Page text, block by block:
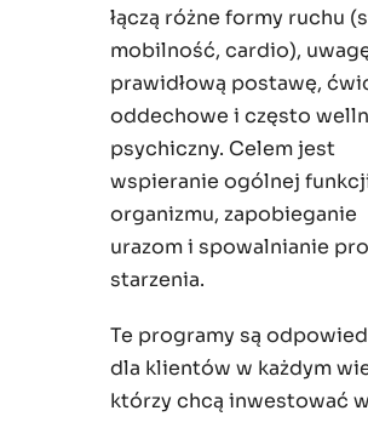
łączą różne formy ruchu
mobilność, cardio),
prawidłową postawę,
oddechowe i często
psychiczny. Celem jest
wspieranie ogólnej
organizmu, zapobieganie
urazom i spowalnianie
starzenia.
Te programy są
dla klientów w każdym
którzy chcą inwestować w